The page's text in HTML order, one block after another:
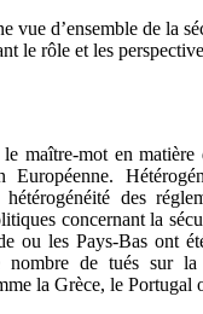
vue d’ensemble de la
le rôle et les
maître-mot en matière
Européenne.
hétérogénéité des
concernant la
ou les Pays-Bas ont
nombre de tués sur la
la Grèce, le Portugal